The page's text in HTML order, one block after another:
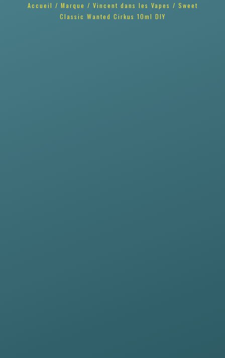
Accueil / Marque / Vincent dans les Vapes / Sweet
Classic Wanted Cirkus 10ml DIY